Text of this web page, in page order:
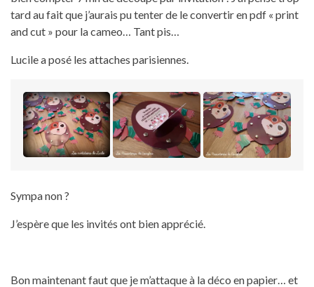
tard au fait que j’aurais pu tenter de le convertir en pdf « print
and cut » pour la cameo… Tant pis…
Lucile a posé les attaches parisiennes.
Sympa non ?
J’espère que les invités ont bien apprécié.
Bon maintenant faut que je m’attaque à la déco en papier… et